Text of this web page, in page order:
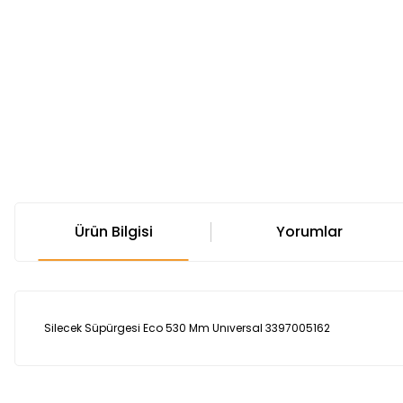
Ürün Bilgisi Yorumlar
Silecek Süpürgesi Eco 530 Mm Unıversal 3397005162